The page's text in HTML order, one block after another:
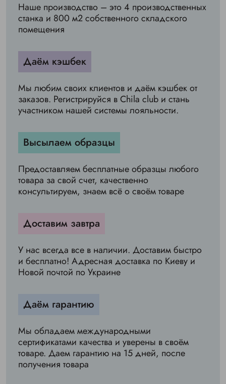
Наше производство – это 4 производственных
станка и 800 м2 собственного складского
помещения
Даём кэшбек
Мы любим своих клиентов и даём кэшбек от
заказов. Регистрируйся в Chila club и стань
участником нашей системы лояльности.
Высылаем образцы
Предоставляем бесплатные образцы любого
товара за свой счет, качественно
консультируем, знаем всё о своём товаре
Доставим завтра
У нас всегда все в наличии. Доставим быстро
и бесплатно! Адресная доставка по Киеву и
Новой почтой по Украине
Даём гарантию
Мы обладаем международными
сертификатами качества и уверены в своём
товаре. Даем гарантию на 15 дней, после
получения товара